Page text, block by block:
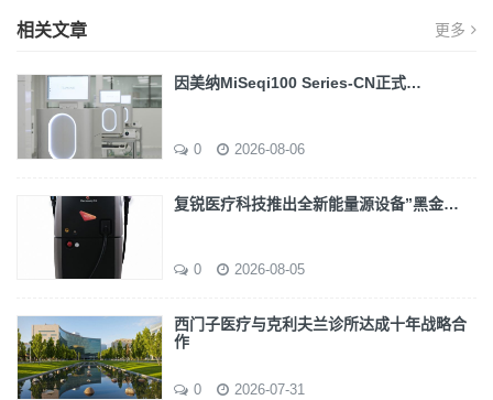
相关文章 更多
因美纳MiSeqi100 Series-CN正式…
0 2026-08-06
复锐医疗科技推出全新能量源设备”黑金…
0 2026-08-05
西门子医疗与克利夫兰诊所达成十年战略合
作
0 2026-07-31